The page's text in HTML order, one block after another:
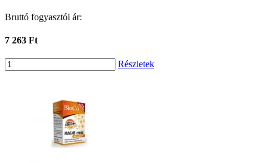
Bruttó fogyasztói ár:
7 263 Ft
Részletek